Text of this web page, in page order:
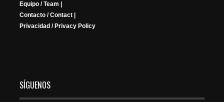
Equipo / Team |
Contacto / Contact |
Privacidad / Privacy Policy
SÍGUENOS